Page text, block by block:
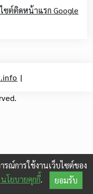
ไซต์ติดหน้าแรก Google
|
รณ์การใช้งานเว็บไซต์ของ
โยบายคุกกี้. ยอมรับ